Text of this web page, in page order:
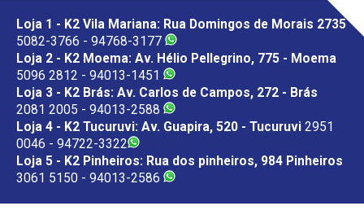
Loja 1 - K2 Vila Mariana: Rua Domingos de Morais 2735
5082-3766 - 94768-3177
Loja 2 - K2 Moema: Av. Hélio Pellegrino, 775 - Moema
5096 2812 - 94013-1451
Loja 3 - K2 Brás: Av. Carlos de Campos, 272 - Brás
2081 2005 - 94013-2588
Loja 4 - K2 Tucuruvi: Av. Guapira, 520 - Tucuruvi 2951
0046 - 94722-3322
Loja 5 - K2 Pinheiros: Rua dos pinheiros, 984 Pinheiros
3061 5150 - 94013-2586